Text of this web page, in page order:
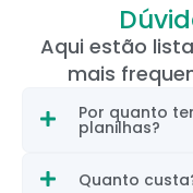
Aqui estão
mais
Por quanto
planilhas?
Quanto